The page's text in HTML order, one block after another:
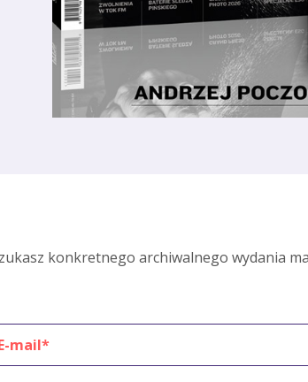
konkretnego archiwalnego wydania